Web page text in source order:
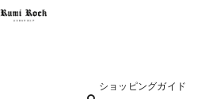
ショッピングガイド